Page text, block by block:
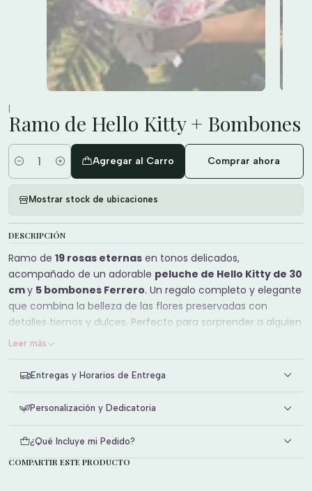
Ramo de Hello Kitty + Bombones
Cantidad
Agregar al Carro Comprar ahora
Mostrar stock de ubicaciones
DESCRIPCIÓN
Ramo de 19 rosas eternasen tonos delicados,
acompañado de un adorable peluche de Hello Kitty de 30
cmy 5 bombones Ferrero. Un regalo completo y elegante
que combina la belleza de las flores preservadas con
detalles tiernos y dulces. Perfecto para sorprender a alguien
especial en cualquier ocasión.
Leer más
Entregas y Horarios de Entrega
Personalización y Dedicatoria
¿Qué Incluye mi Pedido?
COMPARTIR ESTE PRODUCTO